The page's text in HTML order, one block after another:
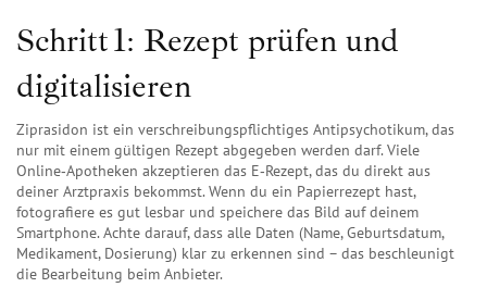
Schritt 1: Rezept prüfen und
digitalisieren
Ziprasidon ist ein verschreibungspflichtiges Antipsychotikum, das
nur mit einem gültigen Rezept abgegeben werden darf. Viele
Online‑Apotheken akzeptieren das E‑Rezept, das du direkt aus
deiner Arztpraxis bekommst. Wenn du ein Papierrezept hast,
fotografiere es gut lesbar und speichere das Bild auf deinem
Smartphone. Achte darauf, dass alle Daten (Name, Geburtsdatum,
Medikament, Dosierung) klar zu erkennen sind – das beschleunigt
die Bearbeitung beim Anbieter.